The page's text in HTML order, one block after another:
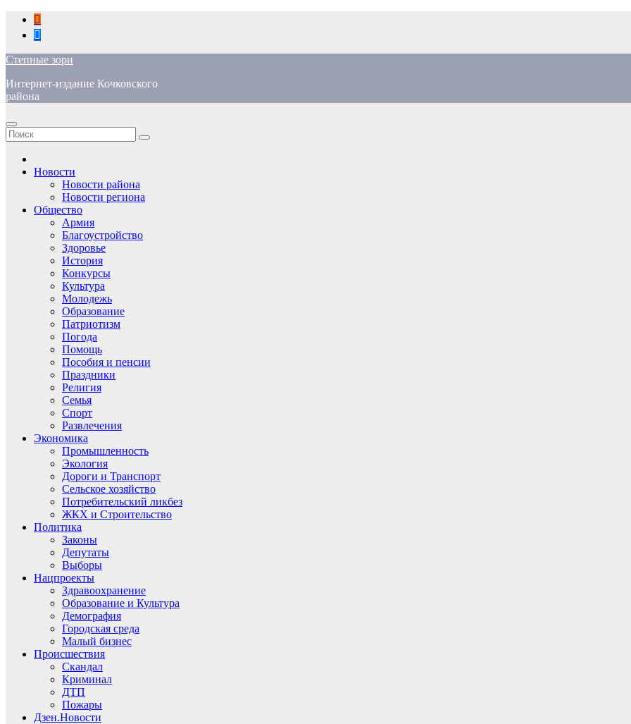
Перейти
содержимому
Степные зори
Интернет-издание Кочковского
района
Новости
Новости района
Новости региона
Общество
Армия
Благоустройство
Здоровье
История
Конкурсы
Культура
Молодежь
Образование
Патриотизм
Погода
Помощь
Пособия и пенсии
Праздники
Религия
Семья
Спорт
Развлечения
Экономика
Промышленность
Экология
Дороги и Транспорт
Сельское хозяйство
Потребительский ликбез
ЖКХ и Строительство
Политика
Законы
Депутаты
Выборы
Нацпроекты
Здравоохранение
Образование и Культура
Демография
Городская среда
Малый бизнес
Происшествия
Скандал
Криминал
ДТП
Пожары
Дзен.Новости